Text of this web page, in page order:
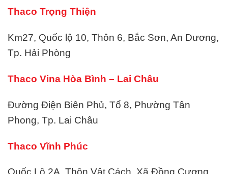
Thaco Trọng Thiện
Km27, Quốc lộ 10, Thôn 6, Bắc Sơn, An Dương,
Tp. Hải Phòng
Thaco Vina Hòa Bình – Lai Châu
Đường Điện Biên Phủ, Tổ 8, Phường Tân
Phong, Tp. Lai Châu
Thaco Vĩnh Phúc